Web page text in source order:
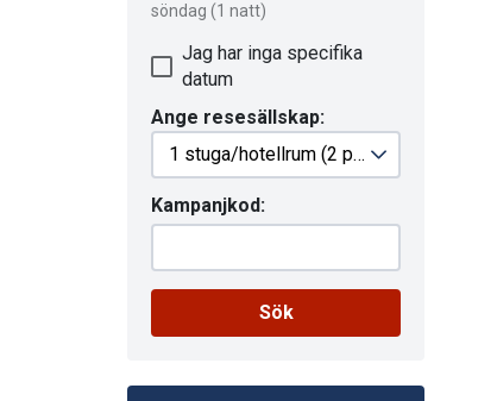
söndag (1 natt)
Jag har inga specifika
datum
Ange resesällskap:
1 stuga/hotellrum (2 personer)
Kampanjkod:
Sök